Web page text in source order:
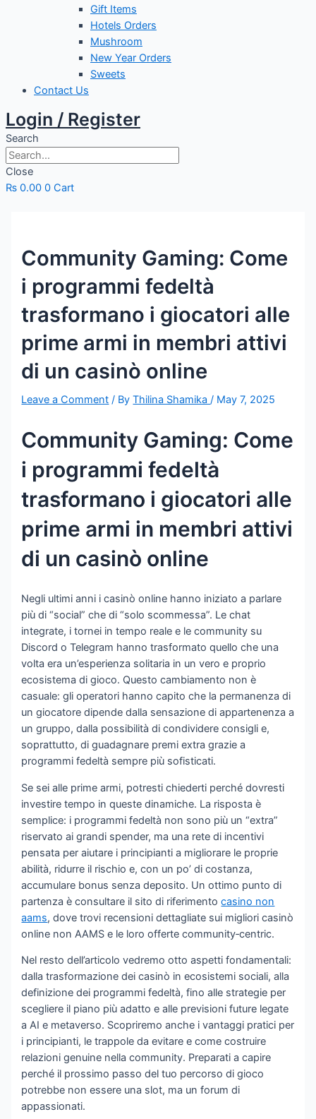
Gift Items
Hotels Orders
Mushroom
New Year Orders
Sweets
Contact Us
Login / Register
Search
Close
₨ 0.00 0 Cart
Community Gaming: Come
i programmi fedeltà
trasformano i giocatori alle
prime armi in membri attivi
di un casinò online
Leave a Comment / ByThilina Shamika/ May 7, 2025
Community Gaming: Come
i programmi fedeltà
trasformano i giocatori alle
prime armi in membri attivi
di un casinò online
Negli ultimi anni i casinò online hanno iniziato a parlare
più di “social” che di “solo scommessa”. Le chat
integrate, i tornei in tempo reale e le community su
Discord o Telegram hanno trasformato quello che una
volta era un’esperienza solitaria in un vero e proprio
ecosistema di gioco. Questo cambiamento non è
casuale: gli operatori hanno capito che la permanenza di
un giocatore dipende dalla sensazione di appartenenza a
un gruppo, dalla possibilità di condividere consigli e,
soprattutto, di guadagnare premi extra grazie a
programmi fedeltà sempre più sofisticati.
Se sei alle prime armi, potresti chiederti perché dovresti
investire tempo in queste dinamiche. La risposta è
semplice: i programmi fedeltà non sono più un “extra”
riservato ai grandi spender, ma una rete di incentivi
pensata per aiutare i principianti a migliorare le proprie
abilità, ridurre il rischio e, con un po’ di costanza,
accumulare bonus senza deposito. Un ottimo punto di
partenza è consultare il sito di riferimentocasino non
aams, dove trovi recensioni dettagliate sui migliori casinò
online non AAMS e le loro offerte community‑centric.
Nel resto dell’articolo vedremo otto aspetti fondamentali:
dalla trasformazione dei casinò in ecosistemi sociali, alla
definizione dei programmi fedeltà, fino alle strategie per
scegliere il piano più adatto e alle previsioni future legate
a AI e metaverso. Scopriremo anche i vantaggi pratici per
i principianti, le trappole da evitare e come costruire
relazioni genuine nella community. Preparati a capire
perché il prossimo passo del tuo percorso di gioco
potrebbe non essere una slot, ma un forum di
appassionati.